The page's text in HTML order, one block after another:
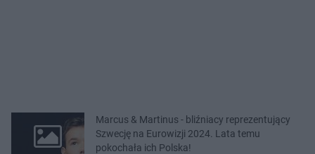
Marcus & Martinus - bliźniacy reprezentujący
Szwecję na Eurowizji 2024. Lata temu
pokochała ich Polska!